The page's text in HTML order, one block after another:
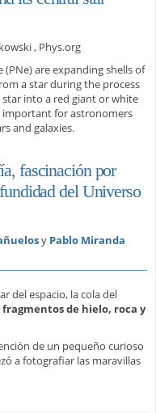
, Phys.org
(PNe) are expanding shells of
a star during the process
into a red giant or white
important for astronomers
and galaxies.
fascinación por
del Universo
y Pablo Miranda
del espacio, la cola del
de hielo, roca y
de un pequeño curioso
a fotografiar las maravillas